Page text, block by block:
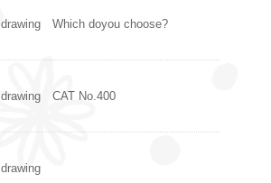
drawing Which doyou choose?
drawing CAT No.400
drawing